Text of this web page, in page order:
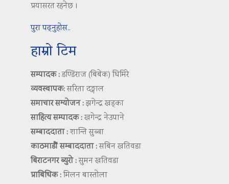
प्रयासरत रहनेछ ।
पुरा पढ्नुहोस..
हाम्रो टिम
सम्पादक :डण्डिराज (बिबेक) घिमिरे
व्यवस्थापक:सरिता दङ्गाल
समाचार सम्योजन :झगेन्द्र खड्का
साहित्य सम्पादक :खगेन्द्र नेउपाने
सम्बाददाता :शान्ति सुब्बा
काठमाडौं सम्बाददाता :सबिन खतिवडा
बिराटनगर ब्युरो :सुमन खतिवडा
प्राबिधिक :मिलन बास्तोला